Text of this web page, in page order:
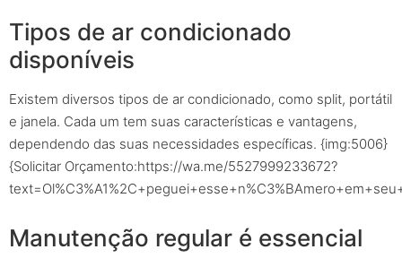
Tipos de ar condicionado
disponíveis
Existem diversos tipos de ar condicionado, como split, portátil
e janela. Cada um tem suas características e vantagens,
dependendo das suas necessidades específicas. {img:5006}
{Solicitar Orçamento:https://wa.me/5527999233672?
Manutenção regular é essencial